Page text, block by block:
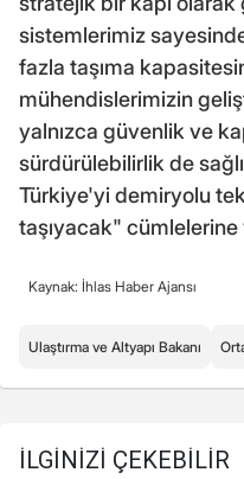
sistemlerimiz
fazla taşıma
mühendislerimizin
yalnızca güvenlik ve
sürdürülebilirlik de
Türkiye'yi demiryolu
taşıyacak"
Kaynak: İhlas Haber Ajansı
Ulaştırma ve Altyapı Bakanı